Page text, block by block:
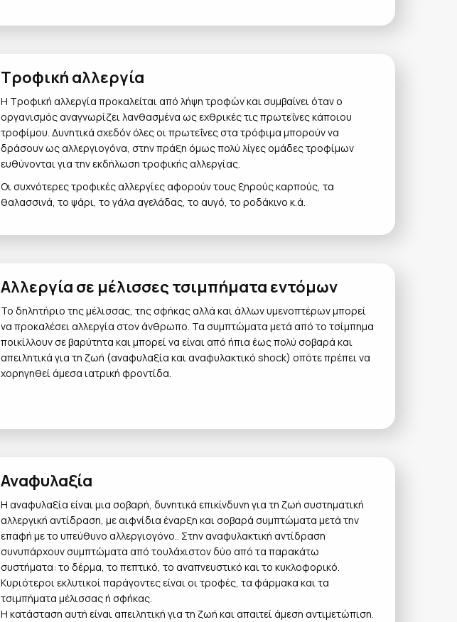
Τροφική αλλεργία
Η Τροφική αλλεργία προκαλείται από λήψη τροφών και συμβαίνει όταν ο
οργανισμός αναγνωρίζει λανθασμένα ως εχθρικές τις πρωτεΐνες κάποιου
τροφίμου. Δυνητικά σχεδόν όλες οι πρωτεΐνες στα τρόφιμα μπορούν να
δράσουν ως αλλεργιογόνα, στην πράξη όμως πολύ λίγες ομάδες τροφίμων
ευθύνονται για την εκδήλωση τροφικής αλλεργίας.
Οι συχνότερες τροφικές αλλεργίες αφορούν τους ξηρούς καρπούς, τα
θαλασσινά, το ψάρι, το γάλα αγελάδας, το αυγό, το ροδάκινο κ.ά.
Αλλεργία σε μέλισσες τσιμπήματα εντόμων
Το δηλητήριο της μέλισσας, της σφήκας αλλά και άλλων υμενοπτέρων μπορεί
να προκαλέσει αλλεργία στον άνθρωπο. Τα συμπτώματα μετά από το τσίμπημα
ποικίλλουν σε βαρύτητα και μπορεί να είναι από ήπια έως πολύ σοβαρά και
απειλητικά για τη ζωή (αναφυλαξία και αναφυλακτικό shock) οπότε πρέπει να
χορηγηθεί άμεσα ιατρική φροντίδα.
Αναφυλαξία
Η αναφυλαξία είναι μια σοβαρή, δυνητικά επικίνδυνη για τη ζωή συστηματική
αλλεργική αντίδραση, με αιφνίδια έναρξη και σοβαρά συμπτώματα μετά την
επαφή με το υπεύθυνο αλλεργιογόνο.. Στην αναφυλακτική αντίδραση
συνυπάρχουν συμπτώματα από τουλάχιστον δύο από τα παρακάτω
συστήματα: το δέρμα, το πεπτικό, το αναπνευστικό και το κυκλοφορικό.
Κυριότεροι εκλυτικοί παράγοντες είναι οι τροφές, τα φάρμακα και τα
τσιμπήματα μέλισσας ή σφήκας.
Η κατάσταση αυτή είναι απειλητική για τη ζωή και απαιτεί άμεση αντιμετώπιση.